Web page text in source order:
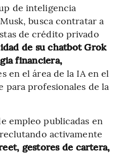
de inteligencia
busca contratar a
de crédito privado
de su chatbot Grok
financiera,
en el área de la IA en el
para profesionales de la
empleo publicadas en
activamente
gestores de cartera,